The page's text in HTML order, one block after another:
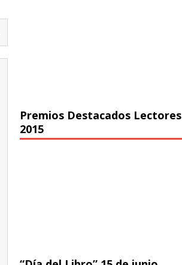
Premios Destacados Lectores
2015